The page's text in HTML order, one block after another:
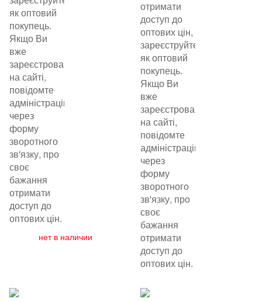
як оптовий
покупець.
Якщо Ви
вже
зареєстровані
на сайті,
повідомте
адміністрацію
через
форму
зворотного
зв'язку, про
своє
бажання
отримати
доступ до
оптових цін.
нет в наличии
отримати
доступ до
оптових цін,
зареєструйтеся
як оптовий
покупець.
Якщо Ви
вже
зареєстровані
на сайті,
повідомте
адміністрацію
через
форму
зворотного
зв'язку, про
своє
бажання
отримати
доступ до
оптових цін.